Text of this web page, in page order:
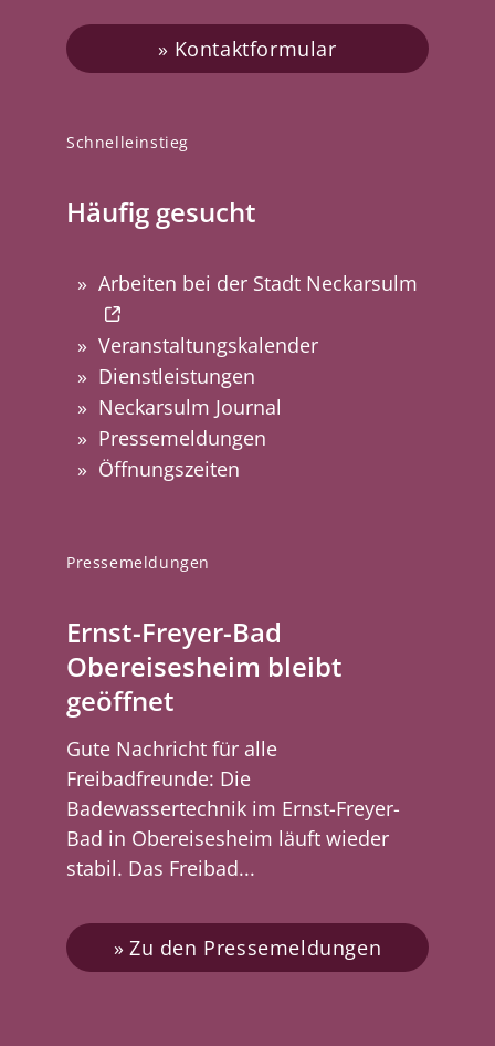
Pressemeldungen
Ernst-Freyer-Bad
Obereisesheim bleibt
geöffnet
Gute Nachricht für alle
Freibadfreunde: Die
Badewassertechnik im Ernst-Freyer-
Bad in Obereisesheim läuft wieder
stabil. Das Freibad...
Zu den Pressemeldungen
Schnelleinstieg
Häufig gesucht
Arbeiten bei der Stadt Neckarsulm
Veranstaltungskalender
Dienstleistungen
Neckarsulm Journal
Pressemeldungen
Öffnungszeiten
Kontaktformular